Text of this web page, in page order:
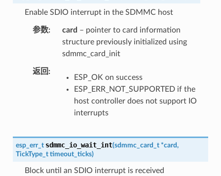
Enable SDIO interrupt in the SDMMC host
参数 card – pointer to card information
structure previously initialized using
sdmmc_card_init
返回
ESP_OK on success
ESP_ERR_NOT_SUPPORTED if the
host controller does not support IO
interrupts
esp_err_t sdmmc_io_wait_int(sdmmc_card_t *card,
TickType_t timeout_ticks)
Block until an SDIO interrupt is received